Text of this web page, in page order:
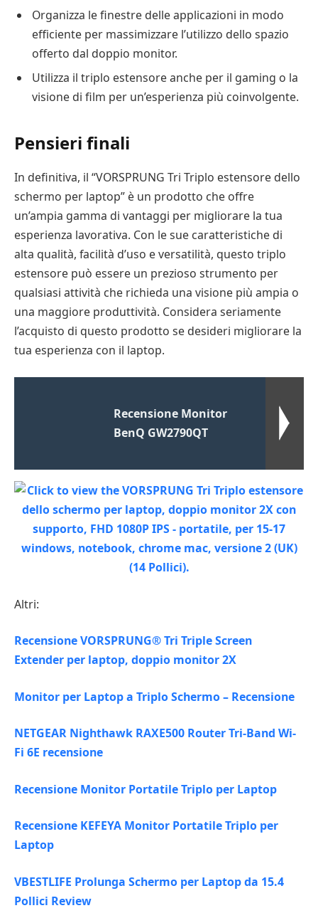
Organizza le finestre delle applicazioni in modo
efficiente per massimizzare l’utilizzo dello spazio
offerto dal doppio monitor.
Utilizza il triplo estensore anche per il gaming o la
visione di film per un’esperienza più coinvolgente.
Pensieri finali
In definitiva, il “VORSPRUNG Tri Triplo estensore dello
schermo per laptop” è un prodotto che offre
un’ampia gamma di vantaggi per migliorare la tua
esperienza lavorativa. Con le sue caratteristiche di
alta qualità, facilità d’uso e versatilità, questo triplo
estensore può essere un prezioso strumento per
qualsiasi attività che richieda una visione più ampia o
una maggiore produttività. Considera seriamente
l’acquisto di questo prodotto se desideri migliorare la
tua esperienza con il laptop.
Recensione Monitor
BenQ GW2790QT
Altri:
Recensione VORSPRUNG® Tri Triple Screen
Extender per laptop, doppio monitor 2X
Monitor per Laptop a Triplo Schermo – Recensione
NETGEAR Nighthawk RAXE500 Router Tri-Band Wi-
Fi 6E recensione
Recensione Monitor Portatile Triplo per Laptop
Recensione KEFEYA Monitor Portatile Triplo per
Laptop
VBESTLIFE Prolunga Schermo per Laptop da 15.4
Pollici Review